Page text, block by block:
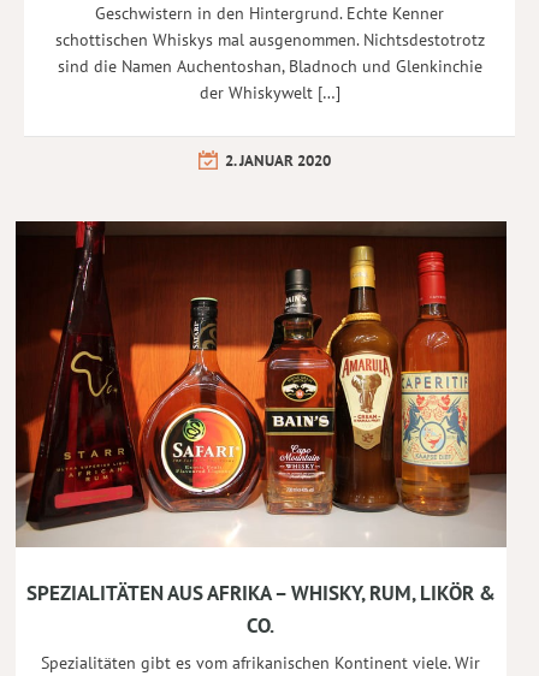
Geschwistern in den Hintergrund. Echte Kenner
schottischen Whiskys mal ausgenommen. Nichtsdestotrotz
sind die Namen Auchentoshan, Bladnoch und Glenkinchie
der Whiskywelt […]
2. JANUAR 2020
SPEZIALITÄTEN AUS AFRIKA – WHISKY, RUM, LIKÖR &
CO.
Spezialitäten gibt es vom afrikanischen Kontinent viele. Wir